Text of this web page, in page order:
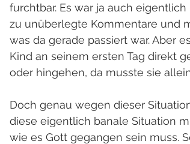
furchtbar. Es war ja auch
zu unüberlegte Kommentare und
was da gerade passiert war. Aber
Kind an seinem ersten Tag direkt
oder hingehen, da musste sie
Doch genau wegen dieser
diese eigentlich banale Situation
wie es Gott gegangen sein muss.